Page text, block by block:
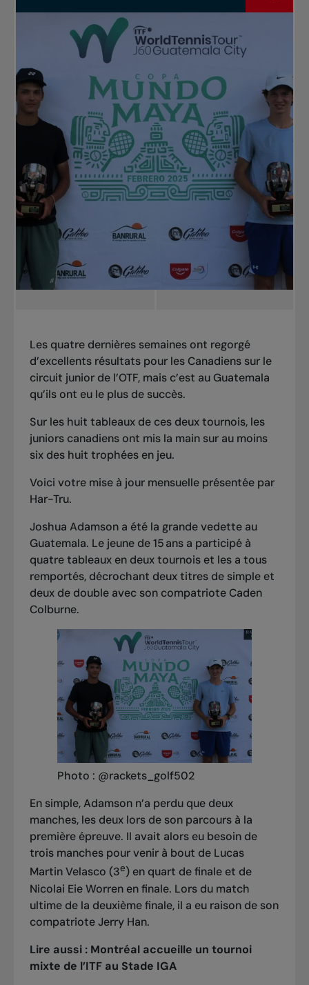
Les quatre dernières semaines ont regorgé
d’excellents résultats pour les Canadiens sur le
circuit junior de l’OTF, mais c’est au Guatemala
qu’ils ont eu le plus de succès.
Sur les huit tableaux de ces deux tournois, les
juniors canadiens ont mis la main sur au moins
six des huit trophées en jeu.
Voici votre mise à jour mensuelleprésentée par
Har-Tru.
Joshua Adamson a été la grande vedette au
Guatemala. Le jeune de 15 ans a participé à
quatre tableaux en deux tournois et les a tous
remportés, décrochant deux titres de simple et
deux de double avec son compatriote Caden
Colburne.
Photo : @rackets_golf502
En simple, Adamson n’a perdu que deux
manches, les deux lors de son parcours à la
première épreuve. Il avait alors eu besoin de
trois manches pour venir à bout de Lucas
Martin Velasco (3e) en quart de finale et de
Nicolai Eie Worren en finale. Lors du match
ultime de la deuxième finale, il a eu raison de son
compatriote Jerry Han.
Lire aussi : Montréal accueille un tournoi
mixte de l’ITF au Stade IGA